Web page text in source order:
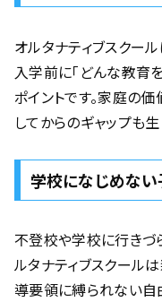
オルタナティブスクー
入学前に「どんな教育
ポイントです。家庭の
してからのギャップも生
学校になじめない
不登校や学校に行きづ
ルタナティブスクール
導要領に縛られない自